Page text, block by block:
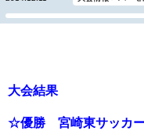
大会結果
☆優勝 宮崎東サッカー